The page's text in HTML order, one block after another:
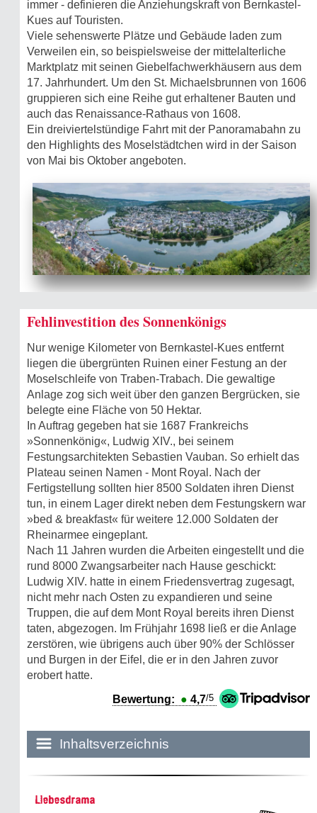
immer - definieren die Anziehungskraft von Bernkastel-
Kues auf Touristen.
Viele sehenswerte Plätze und Gebäude laden zum
Verweilen ein, so beispielsweise der mittelalterliche
Marktplatz mit seinen Giebelfachwerkhäusern aus dem
17. Jahrhundert. Um den St. Michaelsbrunnen von 1606
gruppieren sich eine Reihe gut erhaltener Bauten und
auch das Renaissance-Rathaus von 1608.
Ein dreiviertelstündige Fahrt mit der Panoramabahn zu
den Highlights des Moselstädtchen wird in der Saison
von Mai bis Oktober angeboten.
Fehlinvestition des Sonnenkönigs
Nur wenige Kilometer von Bernkastel-Kues entfernt
liegen die übergrünten Ruinen einer Festung an der
Moselschleife von Traben-Trabach. Die gewaltige
Anlage zog sich weit über den ganzen Bergrücken, sie
belegte eine Fläche von 50 Hektar.
In Auftrag gegeben hat sie 1687 Frankreichs
»Sonnenkönig«, Ludwig XIV., bei seinem
Festungsarchitekten Sebastien Vauban. So erhielt das
Plateau seinen Namen - Mont Royal. Nach der
Fertigstellung sollten hier 8500 Soldaten ihren Dienst
tun, in einem Lager direkt neben dem Festungskern war
»bed & breakfast« für weitere 12.000 Soldaten der
Rheinarmee eingeplant.
Nach 11 Jahren wurden die Arbeiten eingestellt und die
rund 8000 Zwangsarbeiter nach Hause geschickt:
Ludwig XIV. hatte in einem Friedensvertrag zugesagt,
nicht mehr nach Osten zu expandieren und seine
Truppen, die auf dem Mont Royal bereits ihren Dienst
taten, abgezogen. Im Frühjahr 1698 ließ er die Anlage
zerstören, wie übrigens auch über 90% der Schlösser
und Burgen in der Eifel, die er in den Jahren zuvor
erobert hatte.
Bewertung: ● 4,7/5
Inhaltsverzeichnis
Liebesdrama